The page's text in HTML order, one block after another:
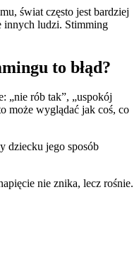
świat często jest bardziej
innych ludzi. Stimming
to błąd?
„nie rób tak”, „uspokój
może wyglądać jak coś, co
dziecku jego sposób
nie znika, lecz rośnie.